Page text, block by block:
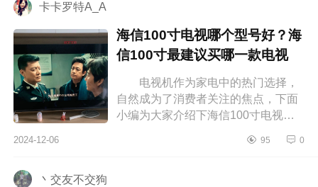
卡卡罗特A_A
海信100寸电视哪个型号好？海
信100寸最建议买哪一款电视
电视机作为家电中的热门选择，
自然成为了消费者关注的焦点，下面
小编为大家介绍下海信100寸电视哪
款电视 海信100寸电视哪个型号
2024-12-06 95 0
丶交友不交狗